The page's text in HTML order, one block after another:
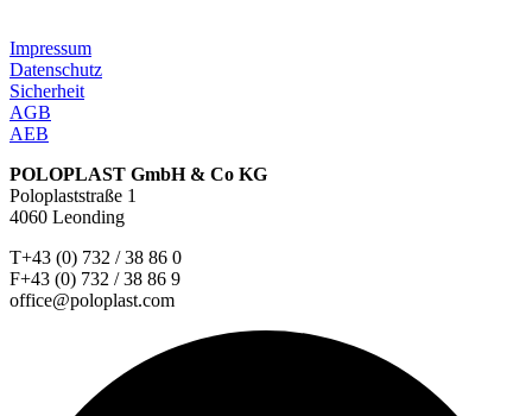
Impressum
Datenschutz
Sicherheit
AGB
AEB
POLOPLAST GmbH & Co KG
Poloplaststraße 1
4060 Leonding
T+43 (0) 732 / 38 86 0
F+43 (0) 732 / 38 86 9
office@poloplast.com